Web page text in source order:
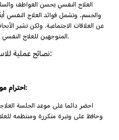
العلاج النفسي يحسن العواطف
والجسم، وتشمل فوائد العلاج النفسي
المتوجهين للعلاج النفسي يستفيدون من ذلك، وغالبا بشكل جزئي.
نصائح عملية للاستفاده العظمى من العلاج النفسي:
1. احترام مواعيد الجلسات العلاجية/الاستشارية:
احضر دائما على موعد الجلسة
وحافظ على وتيرة متكررة ومنتظمه